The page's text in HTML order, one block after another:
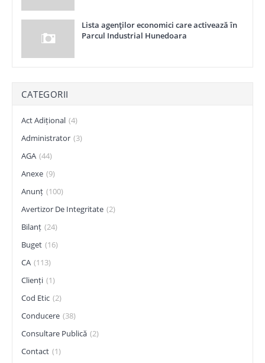
Lista agenţilor economici care activează în
Parcul Industrial Hunedoara
CATEGORII
Act Adițional (4)
Administrator (3)
AGA (44)
Anexe (9)
Anunț (100)
Avertizor De Integritate (2)
Bilanț (24)
Buget (16)
CA (113)
Clienți (1)
Cod Etic (2)
Conducere (38)
Consultare Publică (2)
Contact (1)